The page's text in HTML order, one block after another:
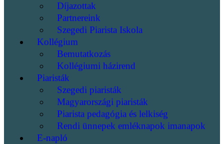
Díjazottak
Partnereink
Szegedi Piarista Iskola
Kollégium
Bemutatkozás
Kollégiumi házirend
Piaristák
Szegedi piaristák
Magyarországi piaristák
Piarista pedagógia és lelkiség
Rendi ünnepek emléknapok imanapok
E-napló